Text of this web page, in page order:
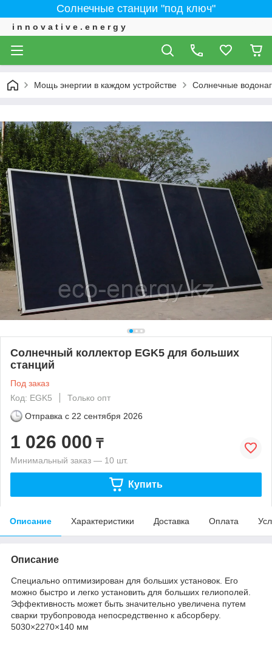
Солнечные станции "под ключ"
i n n o v a t i v e . e n e r g y
Мощь энергии в каждом устройстве Солнечные
Солнечный коллектор EGK5 для больших
станций
Под заказ
Код: EGK5
Только опт
Отправка с 22 сентября 2026
1 026 000 ₸
Минимальный заказ — 10 шт.
Купить
Описание Характеристики Доставка Оплата
Описание
Специально оптимизирован для больших установок. Его
можно быстро и легко установить для больших гелиополей.
Эффективность может быть значительно увеличена путем
сварки трубопровода непосредственно к абсорберу.
5030×2270×140 мм